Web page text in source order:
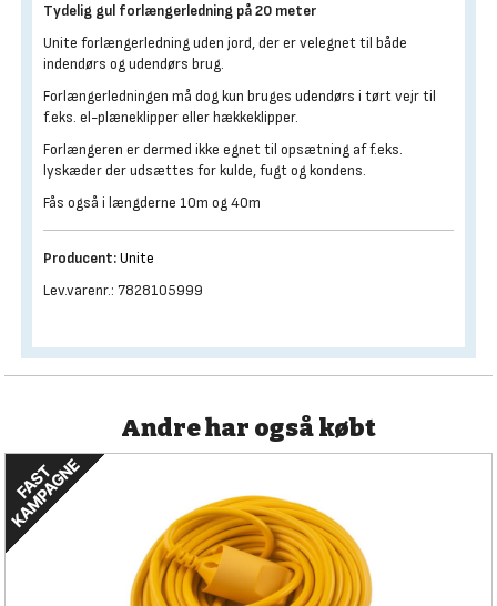
Tydelig gul forlængerledning på 20 meter
Unite forlængerledning uden jord, der er velegnet til både
indendørs og udendørs brug.
Forlængerledningen må dog kun bruges udendørs i tørt vejr til
f.eks. el-plæneklipper eller hækkeklipper.
Forlængeren er dermed ikke egnet til opsætning af f.eks.
lyskæder der udsættes for kulde, fugt og kondens.
Fås også i længderne 10m og 40m
Producent:Unite
Lev.varenr.: 7828105999
Andre har også købt